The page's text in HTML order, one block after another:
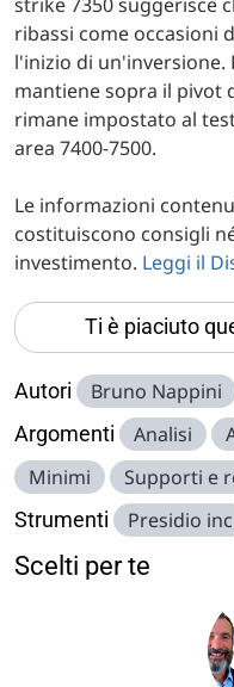
ribassi come occasioni
l'inizio di un'inversione.
mantiene sopra il pivot
rimane impostato al
area 7400-7500.
Le informazioni
costituiscono consigli
investimento. Leggi il
Ti è piaciuto
Autori Bruno Nappini
Argomenti Analisi
Minimi
Supporti e
Strumenti Presidio inc
Scelti per te